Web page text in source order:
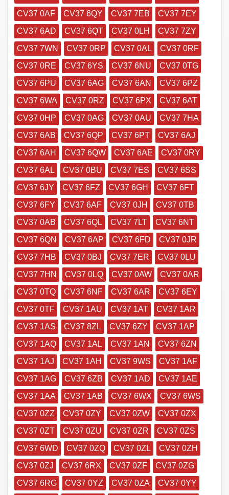
CV37 0AF
CV37 6QY CV37 7EB
CV37 7EY
CV37 6AD
CV37 6QT CV37 0LH
CV37 7ZY
CV37 7WN
CV37 0RP CV37 0AL
CV37 0RF
CV37 0RE
CV37 6YS CV37 6NU
CV37 0TG
CV37 6PU
CV37 6AG CV37 6AN
CV37 6PZ
CV37 6WA
CV37 0RZ CV37 6PX
CV37 6AT
CV37 0HP
CV37 0AG CV37 0AU
CV37 7HA
CV37 6AB
CV37 6QP CV37 6PT
CV37 6AJ
CV37 6AH
CV37 6QW CV37 6AE
CV37 0RY
CV37 6AL
CV37 0BU CV37 7ES
CV37 6SS
CV37 6JY
CV37 6FZ CV37 6GH
CV37 6FT
CV37 6FY
CV37 6AF CV37 0JH
CV37 0TB
CV37 0AB
CV37 6QL CV37 7LT
CV37 6NT
CV37 6QN
CV37 6AP CV37 6FD
CV37 0JR
CV37 7HB
CV37 0BJ CV37 7ER
CV37 0LU
CV37 7HN
CV37 0LQ CV37 0AW
CV37 0AR
CV37 0TQ
CV37 6NF CV37 6AR
CV37 6EY
CV37 0TF
CV37 1AU CV37 1AT
CV37 1AR
CV37 1AS
CV37 8ZL CV37 6ZY
CV37 1AP
CV37 1AQ
CV37 1AL CV37 1AN
CV37 6ZN
CV37 1AJ
CV37 1AH CV37 9WS
CV37 1AF
CV37 1AG
CV37 6ZB CV37 1AD
CV37 1AE
CV37 1AA
CV37 1AB CV37 6WX
CV37 6WS
CV37 0ZZ
CV37 0ZY CV37 0ZW
CV37 0ZX
CV37 0ZT
CV37 0ZU CV37 0ZR
CV37 0ZS
CV37 6WD
CV37 0ZQ CV37 0ZL
CV37 0ZH
CV37 0ZJ
CV37 6RX CV37 0ZF
CV37 0ZG
CV37 6RG
CV37 0YZ CV37 0ZA
CV37 0YY